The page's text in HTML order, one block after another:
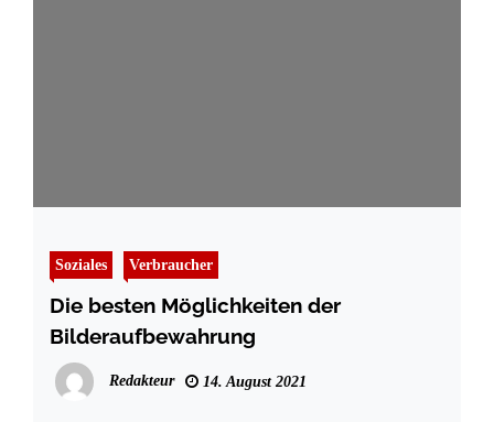
Soziales Verbraucher
Die besten Möglichkeiten der
Bilderaufbewahrung
Redakteur 14. August 2021